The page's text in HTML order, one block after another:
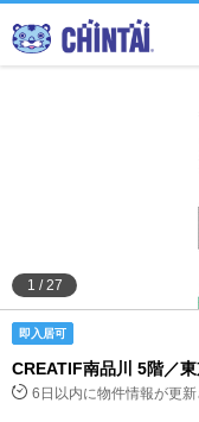
1 /27
即入居可
CREATIF南品川 5階／
6日以内に物件情報が更